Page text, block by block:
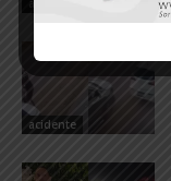
acidente